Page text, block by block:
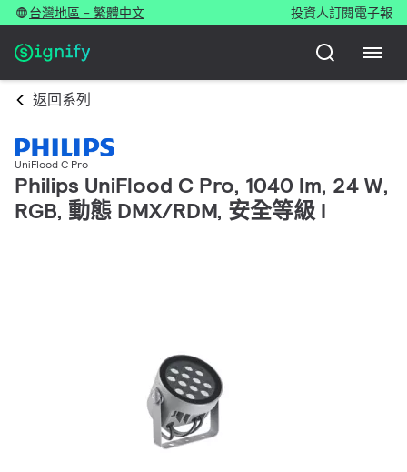
台灣地區 - 繁體中文 投資人訂閱電子報
返回系列
UniFlood C Pro
Philips UniFlood C Pro, 1040 lm, 24 W,
RGB, 動態 DMX/RDM, 安全等級 I